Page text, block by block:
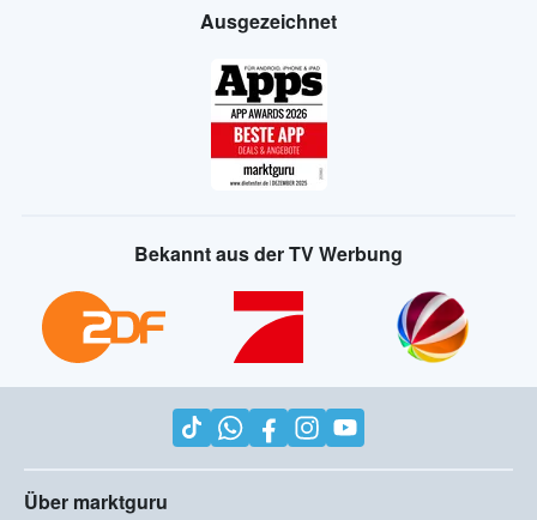
Ausgezeichnet
Bekannt aus der TV Werbung
Über marktguru